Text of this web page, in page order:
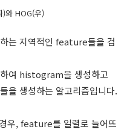
)와 HOG(우)
는 지역적인 feature들을 검
여 histogram을 생성하고
생성하는 알고리즘입니다.
우, feature를 일렬로 늘어뜨